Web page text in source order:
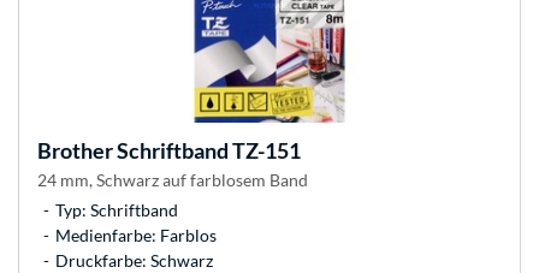
BrotherSchriftband TZ-151
24 mm, Schwarz auf farblosem Band
Typ: Schriftband
Medienfarbe: Farblos
Druckfarbe: Schwarz